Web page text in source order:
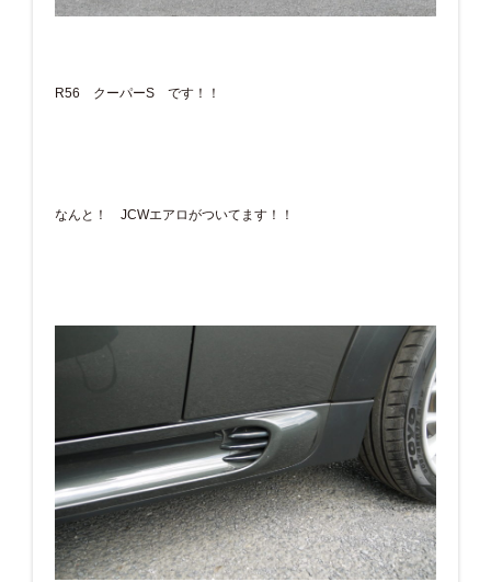
R56 クーパーS です！！
なんと！ JCWエアロがついてます！！